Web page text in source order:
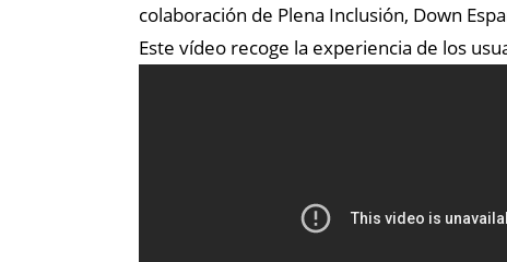
colaboración de Plena Inclusión, Down
Este vídeo recoge la experiencia de los